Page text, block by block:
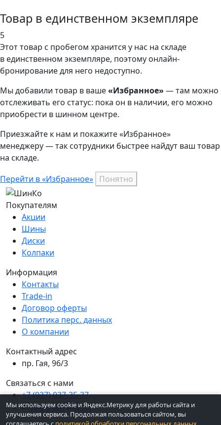
Товар в единственном экземпляре
5
Этот товар с пробегом хранится у нас на складе
в единственном экземпляре, поэтому онлайн-
бронирование для него недоступно.
Мы добавили товар в ваше«Избранное» — там можно
отслеживать его статус: пока он в наличии, его можно
приобрести в шинном центре.
Приезжайте к нам и покажите «Избранное»
менеджеру — так сотрудники быстрее найдут ваш товар
на складе.
Перейти в «Избранное» Понятно
Покупателям
Акции
Шины
Диски
Колпаки
Информация
Контакты
Trade-in
Договор оферты
Политика перс. данных
О компании
Контактный адрес
пр. Гая, 96/3
Связаться с нами
+7 (937) 037-35-37
Мы используем cookie и Яндекс.Метрику для работы сайта и
улучшения сервиса. Продолжая пользоваться сайтом, вы